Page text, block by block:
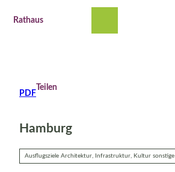
Rathaus
PDF
Teilen
Hamburg
Ausflugsziele Architektur, Infrastruktur, Kultur sonstige